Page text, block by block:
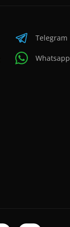
Telegram
Whatsapp